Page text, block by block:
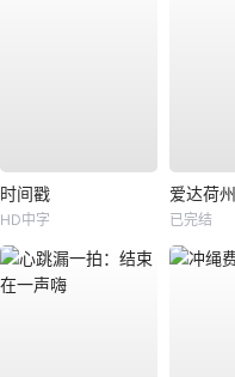
时间戳
HD中字 已完结